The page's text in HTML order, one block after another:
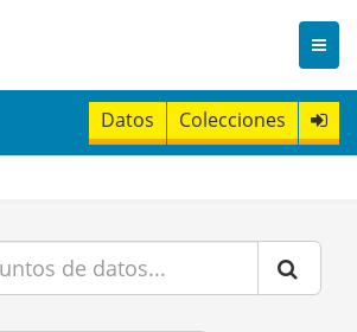
Datos Colecciones